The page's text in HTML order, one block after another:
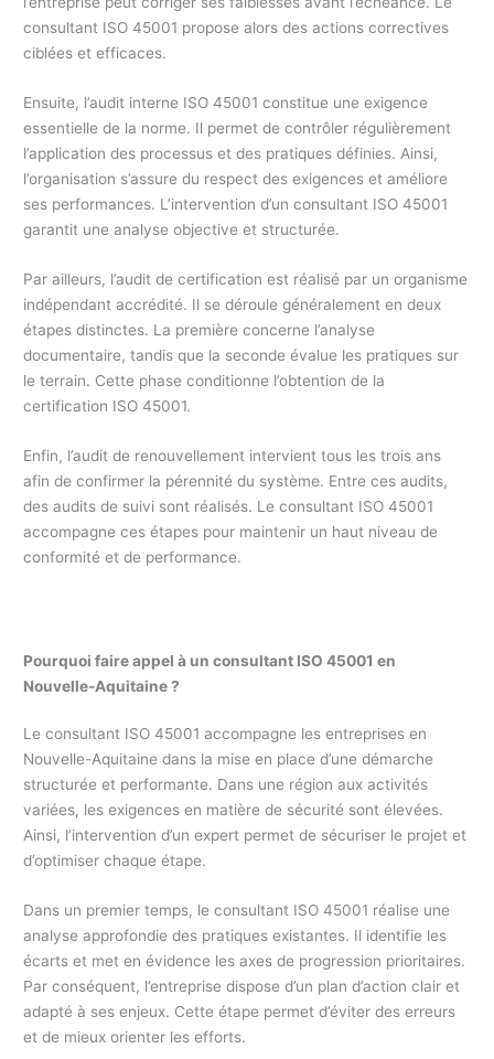
consultant ISO 45001 propose alors des actions correctives
ciblées et efficaces.
Ensuite, l’audit interne ISO 45001 constitue une exigence
essentielle de la norme. Il permet de contrôler régulièrement
l’application des processus et des pratiques définies. Ainsi,
l’organisation s’assure du respect des exigences et améliore
ses performances. L’intervention d’un consultant ISO 45001
garantit une analyse objective et structurée.
Par ailleurs, l’audit de certification est réalisé par un organisme
indépendant accrédité. Il se déroule généralement en deux
étapes distinctes. La première concerne l’analyse
documentaire, tandis que la seconde évalue les pratiques sur
le terrain. Cette phase conditionne l’obtention de la
certification ISO 45001.
Enfin, l’audit de renouvellement intervient tous les trois ans
afin de confirmer la pérennité du système. Entre ces audits,
des audits de suivi sont réalisés. Le consultant ISO 45001
accompagne ces étapes pour maintenir un haut niveau de
conformité et de performance.
Pourquoi faire appel à un consultant ISO 45001 en
Nouvelle-Aquitaine ?
Le consultant ISO 45001 accompagne les entreprises en
Nouvelle-Aquitaine dans la mise en place d’une démarche
structurée et performante. Dans une région aux activités
variées, les exigences en matière de sécurité sont élevées.
Ainsi, l’intervention d’un expert permet de sécuriser le projet et
d’optimiser chaque étape.
Dans un premier temps, le consultant ISO 45001 réalise une
analyse approfondie des pratiques existantes. Il identifie les
écarts et met en évidence les axes de progression prioritaires.
Par conséquent, l’entreprise dispose d’un plan d’action clair et
adapté à ses enjeux. Cette étape permet d’éviter des erreurs
et de mieux orienter les efforts.